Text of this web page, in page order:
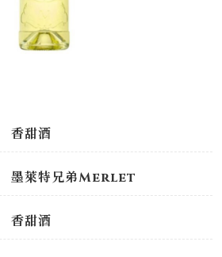
香甜酒
墨萊特兄弟Merlet
香甜酒